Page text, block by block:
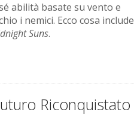
abilità basate su vento e
i nemici. Ecco cosa include
Suns.
Riconquistato